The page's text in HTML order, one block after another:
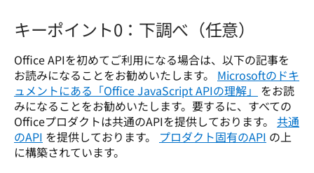
キーポイント0：下調べ（任意）
Office APIを初めてご利用になる場合は、以下の記事を
お読みになることをお勧めいたします。 Microsoftのドキ
ュメントにある「Office JavaScript APIの理解」
をお読
みになることをお勧めいたします。要するに、すべての
Officeプロダクトは共通のAPIを提供しております。 共通
のAPI を提供しております。 プロダクト固有のAPI の上
に構築されています。